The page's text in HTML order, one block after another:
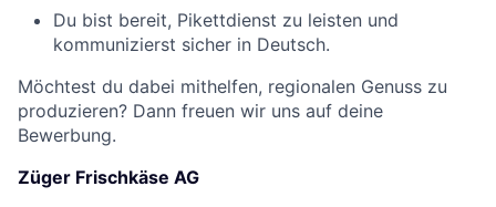
Du bist bereit, Pikettdienst zu leisten und
kommunizierst sicher in Deutsch.
Möchtest du dabei mithelfen, regionalen Genuss zu
produzieren? Dann freuen wir uns auf deine
Bewerbung.
Züger Frischkäse AG